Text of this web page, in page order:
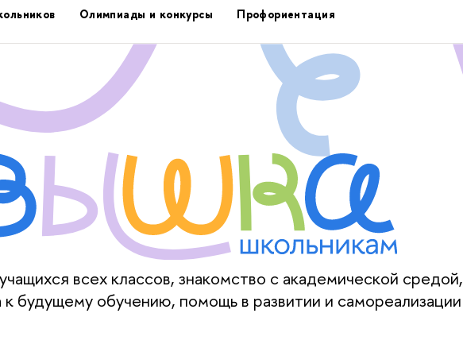
Олимпиады и конкурсы
Профориентация
всех классов, знакомство с академической средой,
к будущему обучению, помощь в развитии и самореализации